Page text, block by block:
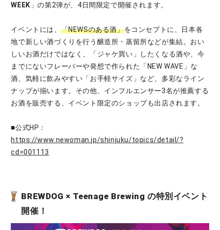
WEEK 」の第2弾が、4日間限定で開催されます。
イベントには、 「NEWSのある酒」をコンセプトに、日本各
地で新しい酒づくりを行う醸造所・蒸留所などが集結。おい
しいお酒だけではなく、「ジャケ買い」したくなる酒や、今
までにないフレーバーや発想で作られた「NEW WAVE」な
酒、気軽に飲みやすい「お手軽サイズ」など、多彩なライン
ナップが揃います。その他、インフルエンサー3名が推薦する
お酒を販売する、イベント限定のショップも出店されます。
■公式HP：
https://www.newoman.jp/shinjuku/topics/detail/?
cd=001113
BREWDOG × Teenage Brewing の特別イベント
開催！